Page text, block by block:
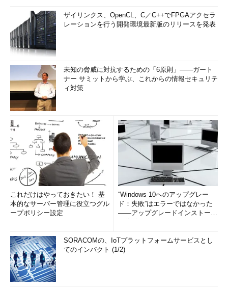
ザイリンクス、OpenCL、C／C++でFPGAアクセラ
レーションを行う開発環境最新版のリリースを発表
未知の脅威に対抗するための「6原則」――ガート
ナー サミットから学ぶ、これからの情報セキュリテ
ィ対策
これだけはやっておきたい！ 基
本的なサーバー管理に役立つグル
ープポリシー設定
“Windows 10へのアップグレー
ド：失敗”はエラーではなかった
――アップグレードインストール
SORACOMの、IoTプラットフォームサービスとし
てのインパクト (1/2)